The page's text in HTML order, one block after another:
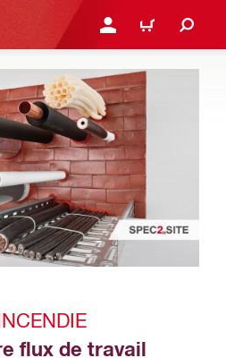
SE CONNECTER OU
PANIER
flux de travail